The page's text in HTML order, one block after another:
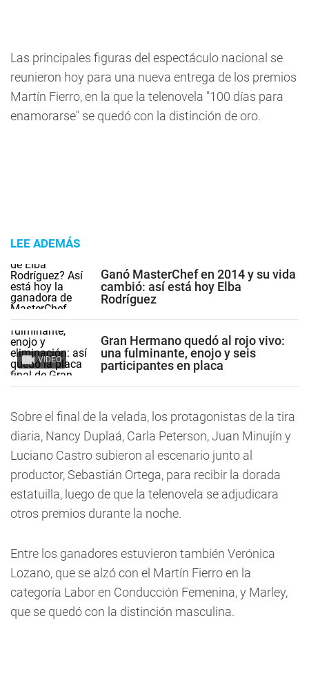
Las principales figuras del espectáculo nacional se
reunieron hoy para una nueva entrega de los premios
Martín Fierro, en la que la telenovela "100 días para
enamorarse" se quedó con la distinción de oro.
LEE ADEMÁS
Ganó MasterChef en 2014 y su vida
cambió: así está hoy Elba
Rodríguez
VIDEO
Gran Hermano quedó al rojo vivo:
una fulminante, enojo y seis
participantes en placa
Sobre el final de la velada, los protagonistas de la tira
diaria, Nancy Duplaá, Carla Peterson, Juan Minujín y
Luciano Castro subieron al escenario junto al
productor, Sebastián Ortega, para recibir la dorada
estatuilla, luego de que la telenovela se adjudicara
otros premios durante la noche.
Entre los ganadores estuvieron también Verónica
Lozano, que se alzó con el Martín Fierro en la
categoría Labor en Conducción Femenina, y Marley,
que se quedó con la distinción masculina.